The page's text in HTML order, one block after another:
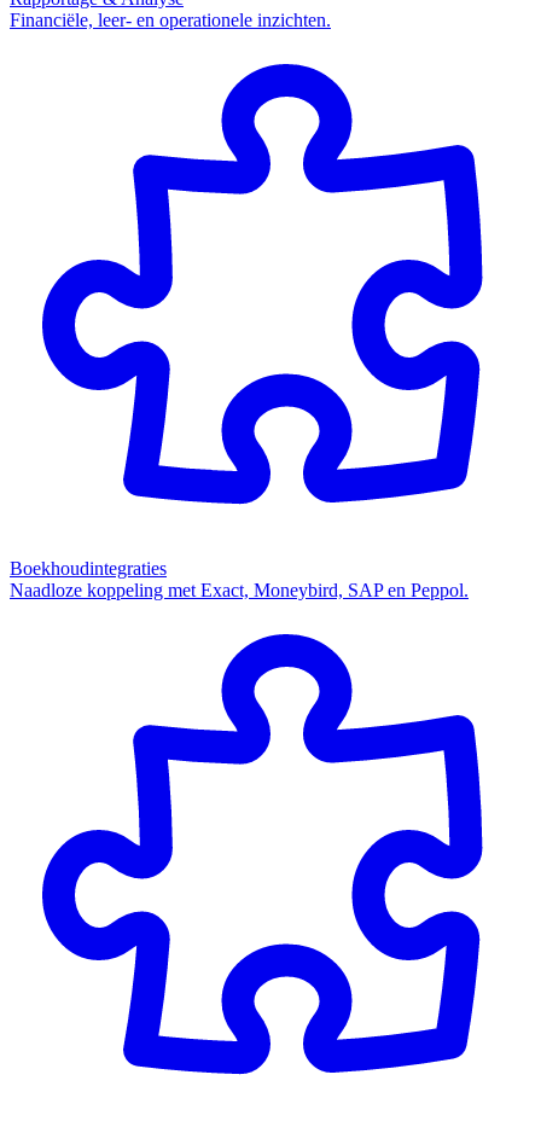
Financiële, leer- en operationele inzichten.
Boekhoudintegraties
Naadloze koppeling met Exact, Moneybird, SAP en Peppol.